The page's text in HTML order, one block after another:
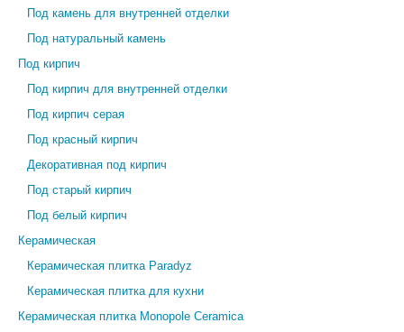
Под камень для внутренней отделки
Под натуральный камень
Под кирпич
Под кирпич для внутренней отделки
Под кирпич серая
Под красный кирпич
Декоративная под кирпич
Под старый кирпич
Под белый кирпич
Керамическая
Керамическая плитка Paradyz
Керамическая плитка для кухни
Керамическая плитка Monopole Ceramica